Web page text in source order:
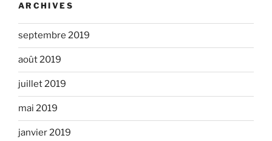
ARCHIVES
septembre 2019
août 2019
juillet 2019
mai 2019
janvier 2019